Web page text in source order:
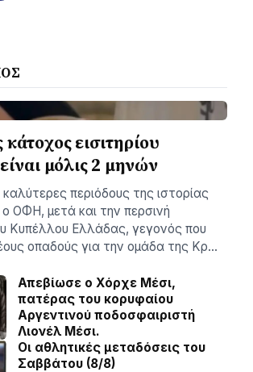
εισιτηρίου
μόλις 2 μηνών
καλύτερες περιόδους της ιστορίας
ο ΟΦΗ, μετά και την περσινή
Κυπέλλου Ελλάδας, γεγονός που
οπαδούς για την ομάδα της Κρ…
Απεβίωσε ο Χόρχε Μέσι,
πατέρας του κορυφαίου
Αργεντινού ποδοσφαιριστή
Λιονέλ Μέσι.
Οι αθλητικές μεταδόσεις του
Σαββάτου (8/8)